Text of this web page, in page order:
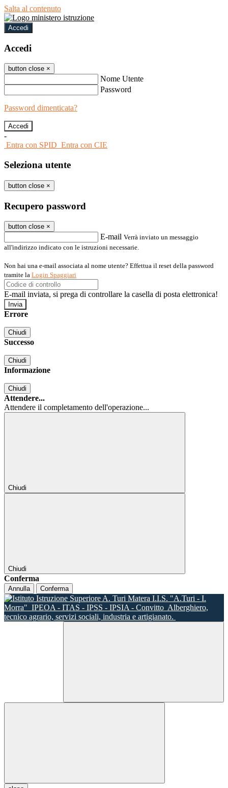
Salta al contenuto
Accedi
Accedi
button close ×
Nome Utente
Password
Password dimenticata?
-
Entra con SPID Entra con CIE
Seleziona utente
button close ×
Recupero password
button close ×
E-mail Verrà inviato un messaggio
all'indirizzo indicato con le istruzioni necessarie.
Non hai una e-mail associata al nome utente? Effettua il reset della password
tramite la Login Spaggiari
E-mail inviata, si prega di controllare la casella di posta elettronica!
Errore
Chiudi
Successo
Chiudi
Informazione
Chiudi
Attendere...
Attendere il completamento dell'operazione...
Chiudi
Chiudi
Conferma
Annulla Conferma
I.I.S. "A.Turi - I.
Morra" IPEOA - ITAS - IPSS - IPSIA - Convitto Alberghiero,
tecnico agrario, servizi sociali, industria e artigianato.